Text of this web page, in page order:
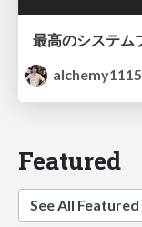
alchemy1115
Featured
See All Featured